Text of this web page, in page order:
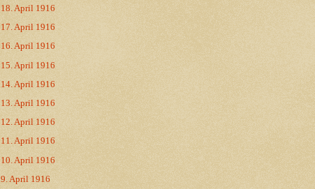
18. April 1916
17. April 1916
16. April 1916
15. April 1916
14. April 1916
13. April 1916
12. April 1916
11. April 1916
10. April 1916
9. April 1916